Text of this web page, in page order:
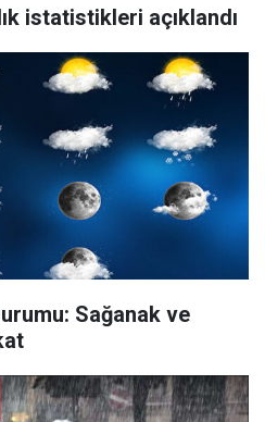
istatistikleri açıklandı
Sağanak ve